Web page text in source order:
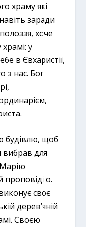
храму які
заради
хоче
у
в Євхаристії,
з нас. Бог
будівлю, щоб
вибрав для
проповіді о.
своє
дерев’яній
Своєю